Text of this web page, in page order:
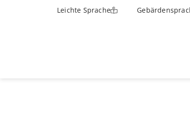
Leichte Sprache